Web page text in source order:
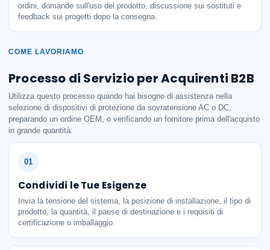
ordini, domande sull'uso del prodotto, discussione sui sostituti e
feedback sui progetti dopo la consegna.
COME LAVORIAMO
Processo di Servizio per Acquirenti B2B
Utilizza questo processo quando hai bisogno di assistenza nella
selezione di dispositivi di protezione da sovratensione AC o DC,
preparando un ordine OEM, o verificando un fornitore prima dell'acquisto
in grande quantità.
Condividi le Tue Esigenze
Invia la tensione del sistema, la posizione di installazione, il tipo di
prodotto, la quantità, il paese di destinazione e i requisiti di
certificazione o imballaggio.